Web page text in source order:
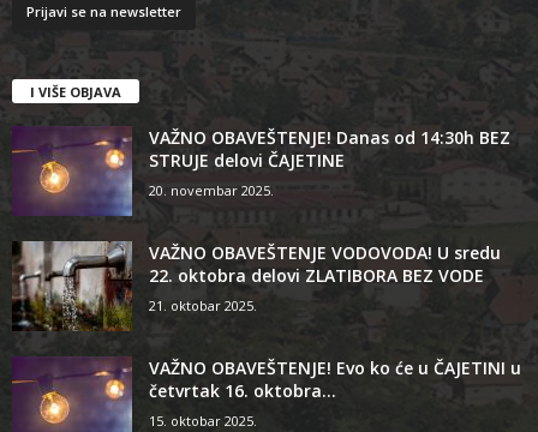
I VIŠE OBJAVA
VAŽNO OBAVEŠTENJE! Danas od 14:30h BEZ
STRUJE delovi ČAJETINE
20. novembar 2025.
VAŽNO OBAVEŠTENJE VODOVODA! U sredu
22. oktobra delovi ZLATIBORA BEZ VODE
21. oktobar 2025.
VAŽNO OBAVEŠTENJE! Evo ko će u ČAJETINI u
četvrtak 16. oktobra...
15. oktobar 2025.